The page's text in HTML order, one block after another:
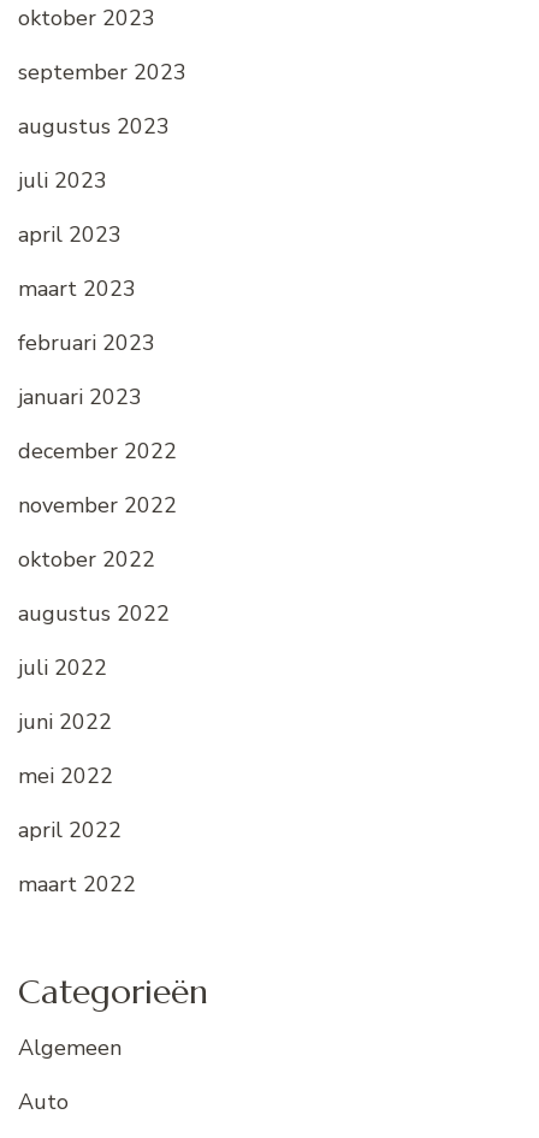
oktober 2023
september 2023
augustus 2023
juli 2023
april 2023
maart 2023
februari 2023
januari 2023
december 2022
november 2022
oktober 2022
augustus 2022
juli 2022
juni 2022
mei 2022
april 2022
maart 2022
Categorieën
Algemeen
Auto